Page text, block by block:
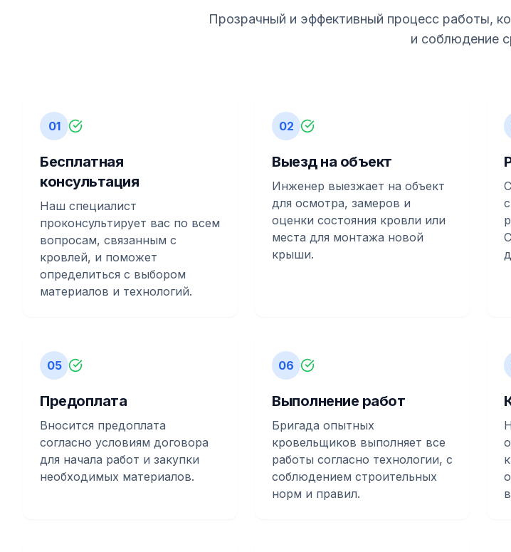
Прозрачный и эффективный процесс работы,
и соблюдение
01
Бесплатная
консультация
Наш специалист
проконсультирует вас по всем
вопросам, связанным с
кровлей, и поможет
определиться с выбором
материалов и технологий.
02
Выезд на объект
Инженер выезжает на объект
для осмотра, замеров и
оценки состояния кровли или
места для монтажа новой
крыши.
05
Предоплата
Вносится предоплата
согласно условиям договора
для начала работ и закупки
необходимых материалов.
06
Выполнение работ
Бригада опытных
кровельщиков выполняет все
работы согласно технологии, с
соблюдением строительных
норм и правил.